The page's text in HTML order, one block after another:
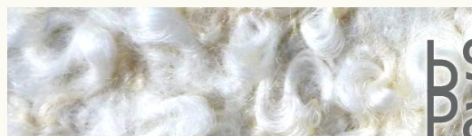
Zum
Inhalt
springen